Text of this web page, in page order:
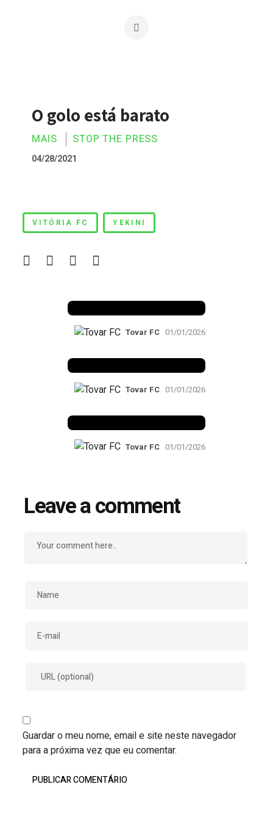
O golo está barato
MAIS STOP THE PRESS
04/28/2021
O golo está barato
VITÓRIA FC YEKINI
Tovar FC 01/01/2026
Tovar FC 01/01/2026
Tovar FC 01/01/2026
Leave a comment
Guardar o meu nome, email e site neste navegador
para a próxima vez que eu comentar.